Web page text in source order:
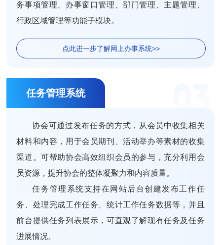
务事项管理、办事窗口管理、部门管理、主题管理、
行政区域管理等功能子模块。
点此进一步了解网上办事系统>>
任务管理系统
协会可通过发布任务的方式，从会员中收集相关
材料和内容，用于会员期刊、活动举办等素材的收集
渠道。可帮助协会高效组织会员的参与，充分利用会
员资源，提升协会的整体凝聚力和内容质量。
任务管理系统支持在网站后台创建发布工作任
务、处理完成工作任务、统计工作任务数据等，并且
前台提供任务列表展示，可直观了解现有任务及任务
进展情况。